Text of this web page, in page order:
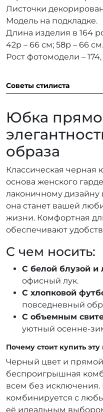
Советы стилиста
Юбка
образа
Классическая
основа женского
лаконичному дизайну
она станет вашей
жизни. Комфортная
обеспечивают
С чем носить:
С белой блузой и
офисный лук.
С хлопковой
повседневный
С объемным
уютный осенне-
Почему стоит купить
Черный цвет и
беспроигрышная
всем без исключения.
комбинируется с
её идеальным
Листочки
Модель на подкладке.
Длина изделия в 164
42р – 66 см; 58р – 66 см.
Рост фотомодели –